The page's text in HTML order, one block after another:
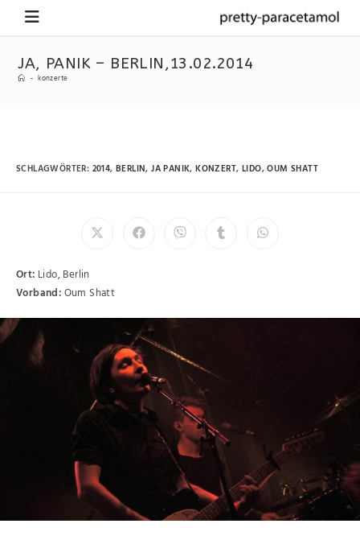
JA, PANIK – BERLIN,13.02.2014
- konzerte
SCHLAGWÖRTER: 2014, BERLIN, JA PANIK, KONZERT, LIDO,OUM SHATT
Ort: Lido, Berlin
Vorband:Oum Shatt